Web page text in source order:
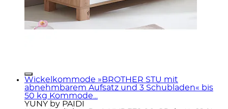
Wickelkommode »BROTHER STU mit
abnehmbarem Aufsatz und 3 Schubladen« bis
50 kg Kommode...
YUNY by PAIDI